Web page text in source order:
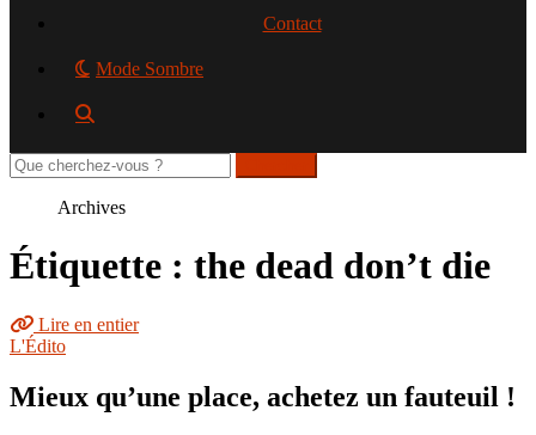
Contact
Mode Sombre
Rechercher
sur
Archives
Étiquette : the dead don’t die
Lire en entier
L'Édito
Mieux qu’une place, achetez un fauteuil !